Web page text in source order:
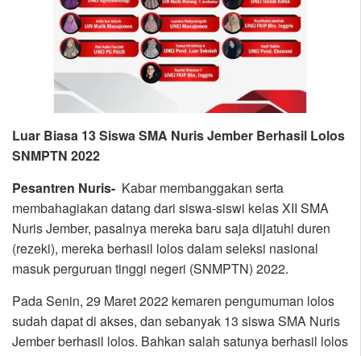
Luar Biasa 13 Siswa SMA Nuris Jember Berhasil Lolos
SNMPTN 2022
Pesantren Nuris- Kabar membanggakan serta
membahagiakan datang dari siswa-siswi kelas XII SMA
Nuris Jember, pasalnya mereka baru saja dijatuhi duren
(rezeki), mereka berhasil lolos dalam seleksi nasional
masuk perguruan tinggi negeri (SNMPTN) 2022.
Pada Senin, 29 Maret 2022 kemaren pengumuman lolos
sudah dapat di akses, dan sebanyak 13 siswa SMA Nuris
Jember berhasil lolos. Bahkan salah satunya berhasil lolos